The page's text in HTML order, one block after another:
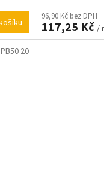
96,90 Kč bez DPH
117,25 Kč/
20